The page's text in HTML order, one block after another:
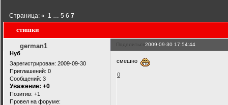
стишки
Страница:« 1 … 5 6 7
Поделиться2009-09-30 17:54:44
german1
Нуб
Зарегистрирован: 2009-09-30
Приглашений: 0
Сообщений: 3
Уважение: +0
Позитив: +1
Провел на форуме:
смешно
0